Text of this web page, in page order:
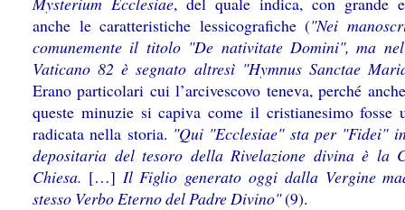
anche le caratteristiche lessicografiche ("Nei
comunemente il titolo "De nativitate Domini", ma
Vaticano 82 è segnato altresì "Hymnus Sanctae
Erano particolari cui l’arcivescovo teneva, perché
queste minuzie si capiva come il cristianesimo fosse
radicata nella storia. "Qui "Ecclesiae" sta per "Fidei"
depositaria del tesoro della Rivelazione divina è la
Chiesa. […] Il Figlio generato oggi dalla Vergine
stesso Verbo Eterno del Padre Divino"(9).